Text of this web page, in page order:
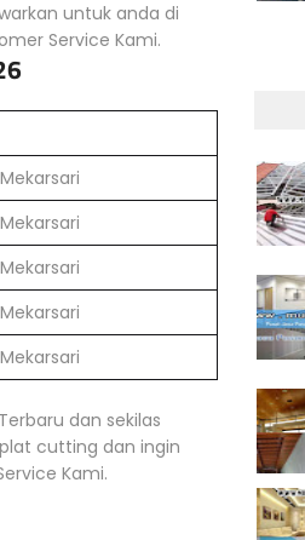
untuk anda di
Service Kami.
Terbaru dan sekilas
cutting dan ingin
Kami.